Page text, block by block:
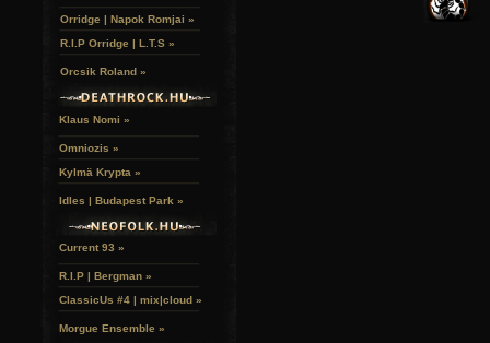
Orridge | Napok Romjai »
R.I.P Orridge | L.T.S »
Orcsik Roland »
Klaus Nomi »
Omniozis »
Kylmä Krypta »
Idles | Budapest Park »
Current 93 »
R.I.P | Bergman »
ClassicUs #4 | mix|cloud »
Morgue Ensemble »